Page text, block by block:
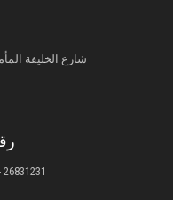
شارع الخليفة
26831231 - 26831417 - 26831474